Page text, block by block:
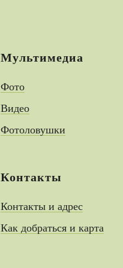
Мультимедиа
Фото
Видео
Фотоловушки
Контакты
Контакты и адрес
Как добраться и карта